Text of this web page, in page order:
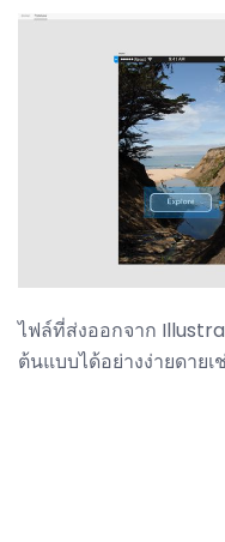
ไฟล์ที่ส่งออกจาก
ต้นแบบได้อย่างง่ายดาย